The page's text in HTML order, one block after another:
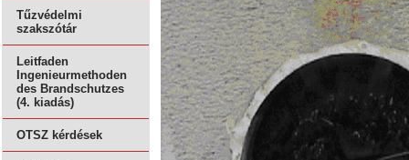
Tűzvédelmi
szakszótár
Leitfaden
Ingenieurmethoden
des Brandschutzes
(4. kiadás)
OTSZ kérdések